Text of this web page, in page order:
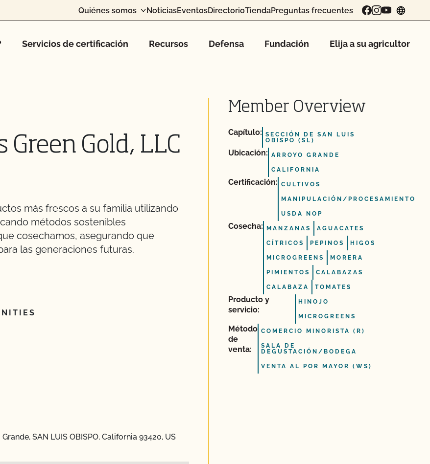
Quiénes somos NoticiasEventosDirectorioTiendaPreguntas frecuentes
Servicios de certificación Recursos Defensa Fundación Elija a su agricultor
Gold, LLC
más frescos a su familia utilizando
métodos sostenibles
cosechamos, asegurando que
las generaciones futuras.
SAN LUIS OBISPO, California 93420, US
Member Overview
Capítulo: SECCIÓN DE SAN LUIS
OBISPO (SL)
Ubicación: ARROYO GRANDE
CALIFORNIA
Certificación: CULTIVOS
MANIPULACIÓN/PROCESAMIENTO
USDA NOP
Cosecha: MANZANAS AGUACATES
CÍTRICOS PEPINOS HIGOS
MICROGREENS MORERA
PIMIENTOS CALABAZAS
CALABAZA TOMATES
Producto y
servicio:
HINOJO
MICROGREENS
Método
de
venta:
COMERCIO MINORISTA (R)
SALA DE
DEGUSTACIÓN/BODEGA
VENTA AL POR MAYOR (WS)